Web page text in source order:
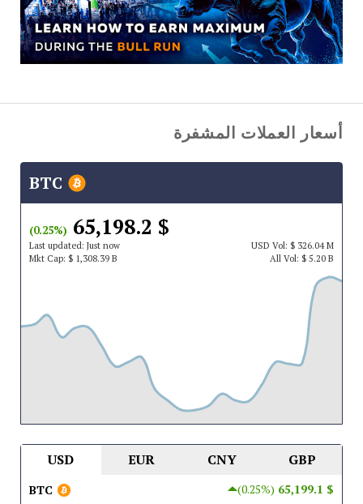
أسعار العملات المشفرة
$ 65,198.2
(0.25%)
Last updated: Just now USDVol: $ 326.04 M
Mkt Cap: $ 1,308.39 B All Vol: $ 5.20 B
USD EUR CNY GBP
$ 65,199.1
(0.25%)
BTC